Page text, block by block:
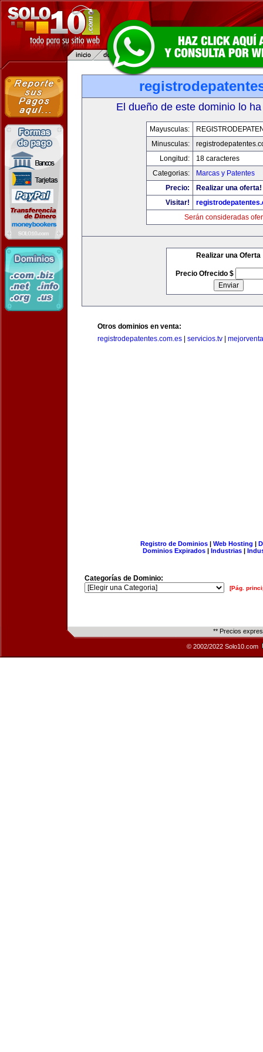
El dueño de este dominio lo
Mayusculas:
Minusculas:
Longitud:
18 caracteres
Categorias:
Marcas y Patentes
Precio:
Realizar una oferta!
Visitar!
Serán consideradas
Realizar una Oferta
Precio Ofrecido $
Otros dominios en venta:
registrodepatentes.com.es
servicios.tv
Registro de Dominios| Web Hosting |
Dominios Expirados | Industrias |
Categorías de Dominio:
[Pág.
** Precios
© 2002/2022 Solo10.com